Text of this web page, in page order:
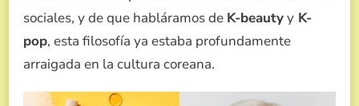
sociales, y de que habláramos de K-beautyy K-
pop, esta filosofía ya estaba profundamente
arraigada en la cultura coreana.